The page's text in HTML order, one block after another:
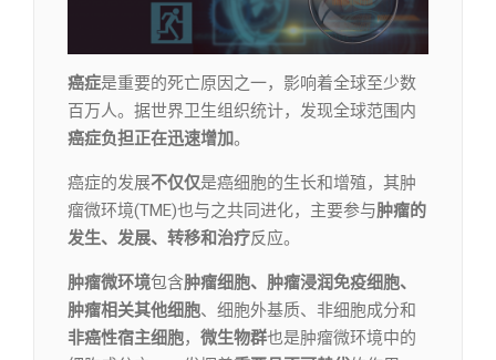
癌症是重要的死亡原因之一，影响着全球至少数
百万人。据世界卫生组织统计，发现全球范围内
癌症负担正在迅速增加。
癌症的发展不仅仅是癌细胞的生长和增殖，其肿
瘤微环境(TME)也与之共同进化，主要参与肿瘤的
发生、发展、转移和治疗反应。
肿瘤微环境包含肿瘤细胞、肿瘤浸润免疫细胞、
肿瘤相关其他细胞、细胞外基质、非细胞成分和
非癌性宿主细胞， 微生物群也是肿瘤微环境中的